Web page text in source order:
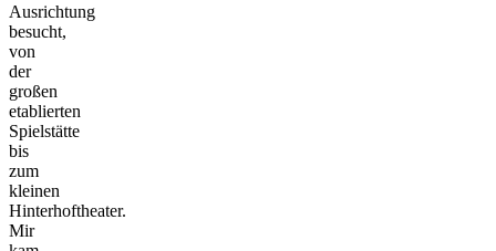
Ausrichtung
besucht,
von
der
großen
etablierten
Spielstätte
bis
zum
kleinen
Hinterhoftheater.
Mir